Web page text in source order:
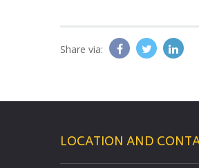
Share via:
LOCATION AND